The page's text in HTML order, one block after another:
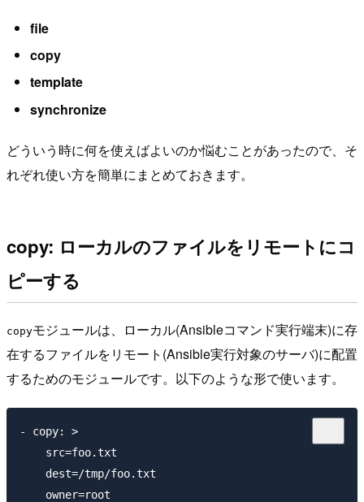
file
copy
template
synchronize
どういう時に何を使えばよいのか悩むことがあったので、そ
れぞれ使い方を簡単にまとめておきます。
copy: ローカルのファイルをリモートにコ
ピーする
copyモジュールは、ローカル(Ansibleコマンド実行端末)に存
在するファイルをリモート(Ansible実行対象のサーバ)に配置
するためのモジュールです。以下のような形で使います。
- copy: >
    src=foo.txt
    dest=/tmp/foo.txt
    owner=root